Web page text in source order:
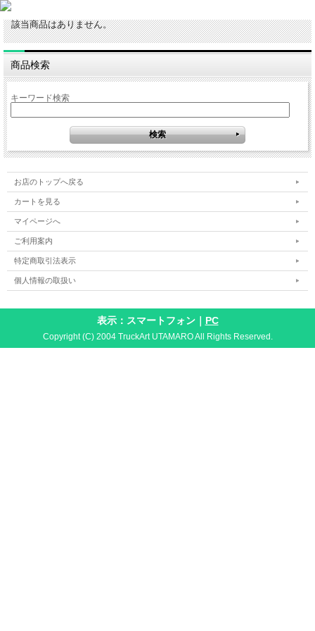
該当商品はありません。
商品検索
キーワード検索
お店のトップへ戻る
カートを見る
マイページへ
ご利用案内
特定商取引法表示
個人情報の取扱い
表示：スマートフォン｜ PC
Copyright (C) 2004 TruckArt UTAMARO All Rights Reserved.